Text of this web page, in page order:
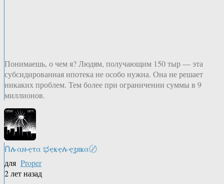
Понимаешь, о чем я? Людям, получающим 150 тыр — эта
субсидированная ипотека не особо нужна. Она не решает
никаких проблем. Тем более при ограничении суммы в 9
миллионов.
Ոሉαዙҿτα ಭҿҝҿሉҿʓяҝα〄
для Proper
2 лет назад